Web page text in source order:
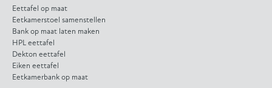
Eettafel op maat
Eetkamerstoel samenstellen
Bank op maat laten maken
HPL eettafel
Dekton eettafel
Eiken eettafel
Eetkamerbank op maat